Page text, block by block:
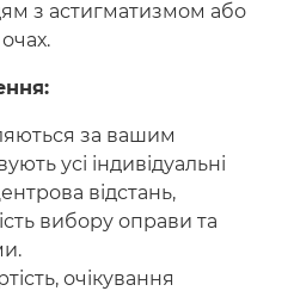
з астигматизмом або
за вашим
усі індивідуальні
відстань,
вибору оправи та
очікування